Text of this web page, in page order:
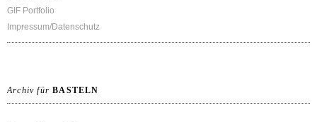
GIF Portfolio
Impressum/Datenschutz
Archiv fürBASTELN